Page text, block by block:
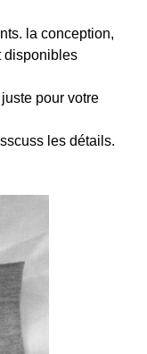
la conception,
disponibles
pour votre
les détails.